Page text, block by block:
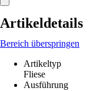
Artikeldetails
Bereich überspringen
Artikeltyp
Fliese
Ausführung